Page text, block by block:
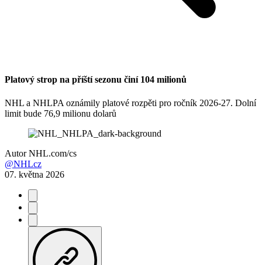
Platový strop na příští sezonu činí 104 milionů
NHL a NHLPA oznámily platové rozpěti pro ročník 2026-27. Dolní
limit bude 76,9 milionu dolarů
Autor NHL.com/cs
@NHLcz
07. května 2026